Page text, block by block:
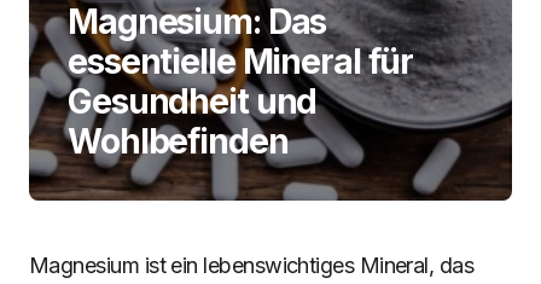
Magnesium: Das
essentielle Mineral für
Gesundheit und
Wohlbefinden
Magnesium ist ein lebenswichtiges Mineral, das